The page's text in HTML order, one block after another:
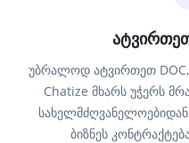
უბრალოდ ატვირთეთ
Chatize მხარს უჭერს
ბიზნეს